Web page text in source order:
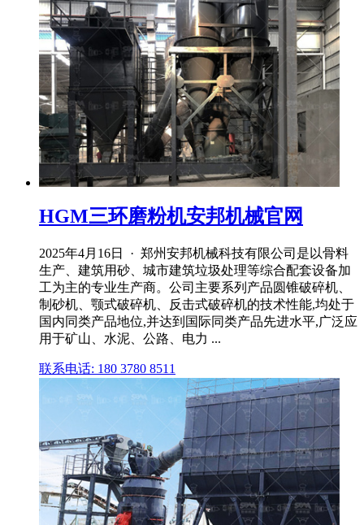
HGM三环磨粉机安邦机械官网
2025年4月16日 · 郑州安邦机械科技有限公司是以骨料
生产、建筑用砂、城市建筑垃圾处理等综合配套设备加
工为主的专业生产商。公司主要系列产品圆锥破碎机、
制砂机、颚式破碎机、反击式破碎机的技术性能,均处于
国内同类产品地位,并达到国际同类产品先进水平,广泛应
用于矿山、水泥、公路、电力 ...
联系电话: 180 3780 8511